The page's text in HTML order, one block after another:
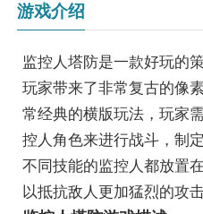
游戏介绍
监控人塔防是一款好玩的
玩家带来了非常复古的像
常经典的横版玩法，玩家
控人角色来进行战斗，制
不同技能的监控人都放置
以抵抗敌人更加猛烈的攻击